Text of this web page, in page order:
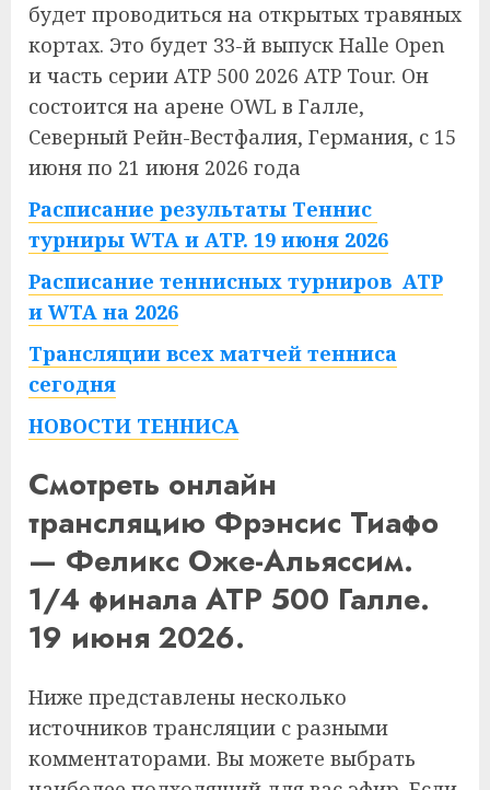
будет проводиться на открытых травяных
кортах. Это будет 33-й выпуск Halle Open
и часть серии ATP 500 2026 ATP Tour. Он
состоится на арене OWL в Галле,
Северный Рейн-Вестфалия, Германия, с 15
июня по 21 июня 2026 года
Расписание результаты Теннис
турниры WTA и ATP. 19 июня 2026
Расписание теннисных турниров ATP
и WTA на 2026
Трансляции всех матчей тенниса
сегодня
НОВОСТИ ТЕННИСА
Смотреть онлайн
трансляцию Фрэнсис Тиафо
— Феликс Оже-Альяссим.
1/4 финала ATP 500 Галле.
19 июня 2026.
Ниже представлены несколько
источников трансляции с разными
комментаторами. Вы можете выбрать